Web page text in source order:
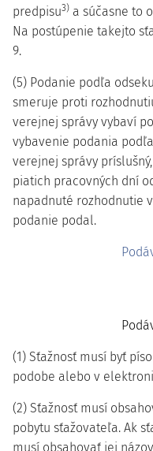
predpisu3) a súčasne to
Na postúpenie takejto
9.
(5) Podanie podľa
smeruje proti
verejnej správy vybaví
vybavenie podania
verejnej správy
piatich pracovných dní
napadnuté rozhodnutie
podanie podal.
(1) Sťažnosť musí byť
podobe alebo v
(2) Sťažnosť musí
pobytu sťažovateľa. Ak
musí obsahovať jej